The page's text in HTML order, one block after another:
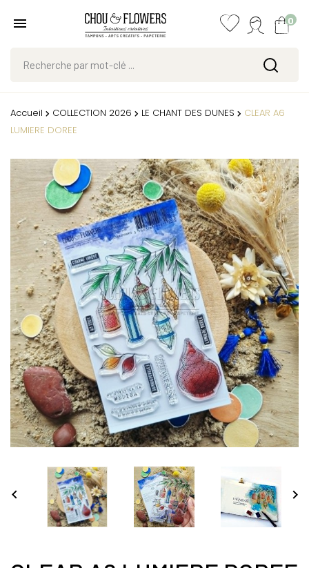
0
Accueil COLLECTION 2026 LE CHANT DES DUNES
CLEAR A6
LUMIERE DOREE
 